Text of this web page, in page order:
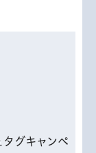
グキャンペ